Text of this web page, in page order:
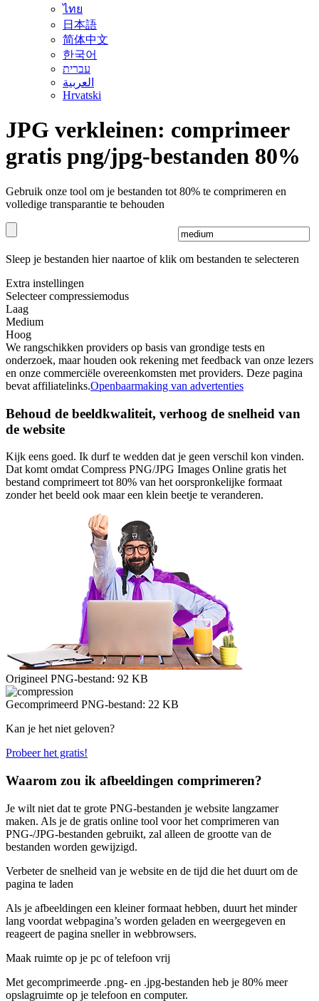
ไทย
日本語
简体中文
한국어
עברית
العربية
Hrvatski
JPG verkleinen: comprimeer
gratis png/jpg-bestanden 80%
Gebruik onze tool om je bestanden tot 80% te comprimeren en
volledige transparantie te behouden
Sleep je bestanden hier naartoe of klik om bestanden te selecteren
Extra instellingen
Selecteer compressiemodus
Laag
Medium
Hoog
We rangschikken providers op basis van grondige tests en
onderzoek, maar houden ook rekening met feedback van onze lezers
en onze commerciële overeenkomsten met providers. Deze pagina
bevat affiliatelinks.Openbaarmaking van advertenties
Behoud de beeldkwaliteit, verhoog de snelheid van
de website
Kijk eens goed. Ik durf te wedden dat je geen verschil kon vinden.
Dat komt omdat Compress PNG/JPG Images Online gratis het
bestand comprimeert tot 80% van het oorspronkelijke formaat
zonder het beeld ook maar een klein beetje te veranderen.
Origineel PNG-bestand: 92 KB
Gecomprimeerd PNG-bestand: 22 KB
Kan je het niet geloven?
Probeer het gratis!
Waarom zou ik afbeeldingen comprimeren?
Je wilt niet dat te grote PNG-bestanden je website langzamer
maken. Als je de gratis online tool voor het comprimeren van
PNG-/JPG-bestanden gebruikt, zal alleen de grootte van de
bestanden worden gewijzigd.
Verbeter de snelheid van je website en de tijd die het duurt om de
pagina te laden
Als je afbeeldingen een kleiner formaat hebben, duurt het minder
lang voordat webpagina’s worden geladen en weergegeven en
reageert de pagina sneller in webbrowsers.
Maak ruimte op je pc of telefoon vrij
Met gecomprimeerde .png- en .jpg-bestanden heb je 80% meer
opslagruimte op je telefoon en computer.